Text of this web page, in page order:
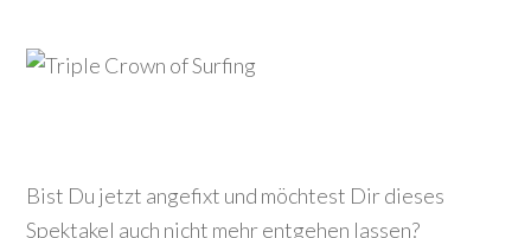
Bist Du jetzt angefixt und möchtest Dir dieses
Spektakel auch nicht mehr entgehen lassen?